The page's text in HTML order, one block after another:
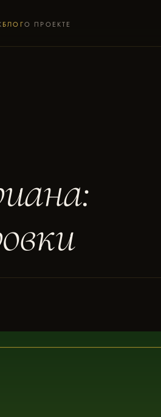
БЛОГО ПРОЕКТЕ